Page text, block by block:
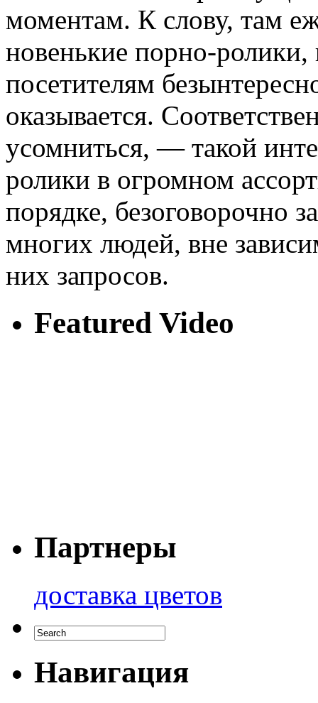
моментам. К слову, там
новенькие порно-ролики,
посетителям
оказывается.
усомниться, — такой
ролики в огромном
порядке, безоговорочно
многих людей, вне
них запросов.
Featured Video
Партнеры
доставка цветов
Навигация